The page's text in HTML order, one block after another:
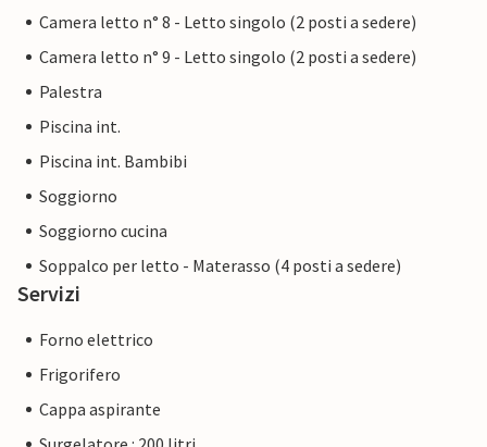
Camera letto n° 8 - Letto singolo (2 posti a sedere)
Camera letto n° 9 - Letto singolo (2 posti a sedere)
Palestra
Piscina int.
Piscina int. Bambibi
Soggiorno
Soggiorno cucina
Soppalco per letto - Materasso (4 posti a sedere)
Servizi
Forno elettrico
Frigorifero
Cappa aspirante